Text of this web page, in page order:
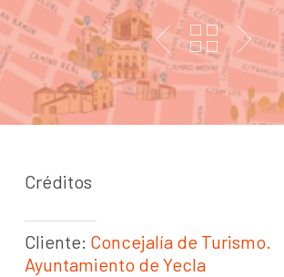
Créditos
Cliente: Concejalía de Turismo.
Ayuntamiento de Yecla